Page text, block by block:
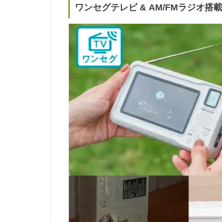
ワンセグテレビ & AM/FMラジオ搭